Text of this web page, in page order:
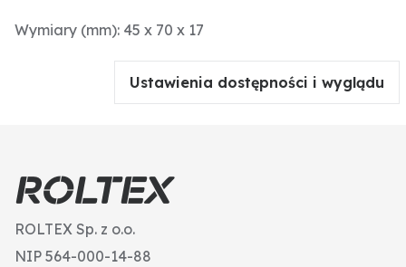
Wymiary (mm): 45 x 70 x 17
Ustawienia dostępności i wyglądu
ROLTEX Sp. z o.o.
NIP 564-000-14-88